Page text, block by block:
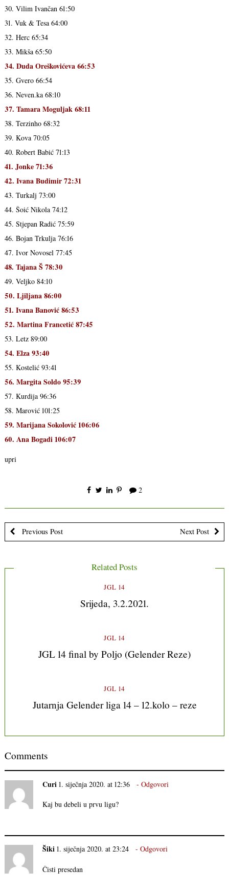
30. Vilim Ivančan 61:50
31. Vuk & Tesa 64:00
32. Herc 65:34
33. Mikša 65:50
34. Duda Oreškovićeva 66:53
35. Gvero 66:54
36. Neven.ka 68:10
37. Tamara Moguljak 68:11
38. Terzinho 68:32
39. Kova 70:05
40. Robert Babić 71:13
41. Jonke 71:36
42. Ivana Budimir 72:31
43. Turkalj 73:00
44. Šoić Nikola 74:12
45. Stjepan Radić 75:59
46. Bojan Trkulja 76:16
47. Ivor Novosel 77:45
48. Tajana Š 78:30
49. Veljko 84:10
50. Ljiljana 86:00
51. Ivana Banović 86:53
52. Martina Francetić 87:45
53. Letz 89:00
54. Elza 93:40
55. Kostelić 93:41
56. Margita Soldo 95:39
57. Kurdija 96:36
58. Marović 101:25
59. Marijana Sokolović 106:06
60. Ana Bogadi 106:07
upri
2
Previous Post Next Post
Related Posts
JGL 14
Srijeda, 3.2.2021.
JGL 14
JGL 14 final by Poljo (Gelender Reze)
JGL 14
Jutarnja Gelender liga 14 – 12.kolo – reze
Comments
Curi 1. siječnja 2020. at 12:36 Odgovori
Kaj bu debeli u prvu ligu?
Šiki 1. siječnja 2020. at 23:24 Odgovori
Čisti presedan